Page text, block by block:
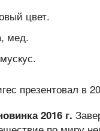
цвет.
мед.
2016 г.